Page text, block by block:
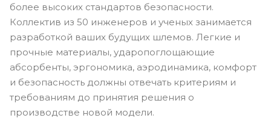
более высоких стандартов безопасности.
Коллектив из 50 инженеров и ученых занимается
разработкой ваших будущих шлемов. Легкие и
прочные материалы, ударопоглощающие
абсорбенты, эргономика, аэродинамика, комфорт
и безопасность должны отвечать критериям и
требованиям до принятия решения о
производстве новой модели.